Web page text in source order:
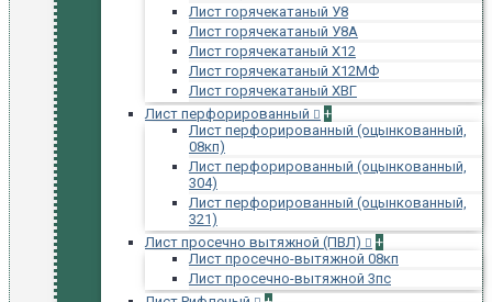
Лист горячекатаный У8
Лист горячекатаный У8А
Лист горячекатаный Х12
Лист горячекатаный Х12МФ
Лист горячекатаный ХВГ
Лист перфорированный
+
Лист перфорированный (оцынкованный,
08кп)
Лист перфорированный (оцынкованный,
304)
Лист перфорированный (оцынкованный,
321)
Лист просечно вытяжной (ПВЛ)
+
Лист просечно-вытяжной 08кп
Лист просечно-вытяжной 3пс